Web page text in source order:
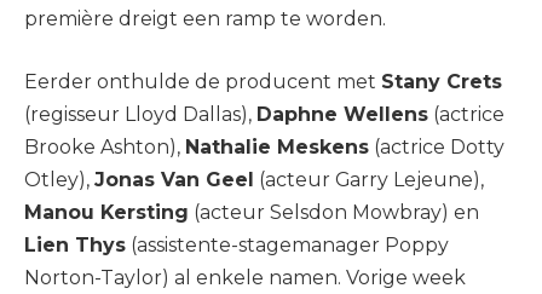
première dreigt een ramp te worden.
Eerder onthulde de producent met Stany Crets
(regisseur Lloyd Dallas), Daphne Wellens (actrice
Brooke Ashton), Nathalie Meskens (actrice Dotty
Otley), Jonas Van Geel (acteur Garry Lejeune),
Manou Kersting (acteur Selsdon Mowbray) en
Lien Thys (assistente-stagemanager Poppy
Norton-Taylor) al enkele namen. Vorige week